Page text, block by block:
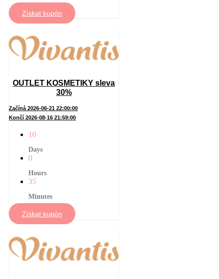
Získat kupón
OUTLET KOSMETIKY sleva
30%
Začíná 2026-06-21 22:00:00
Končí 2026-08-16 21:59:00
10
Days
0
Hours
35
Minutes
Získat kupón